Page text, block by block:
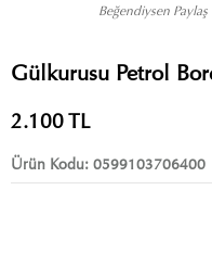
Beğendiysen Paylaş
Gülkurusu Petrol
2.100TL
Ürün Kodu: 0599103706400